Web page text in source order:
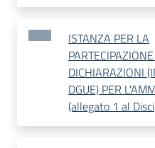
ISTANZA PER LA
DICHIARAZIONI
DGUE) PER
(allegato 1 al